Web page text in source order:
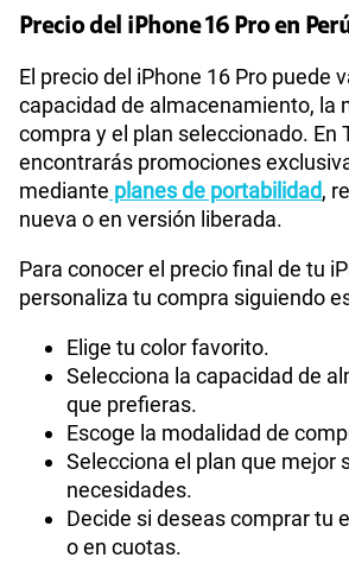
Precio del iPhone 16 Pro en
El precio del iPhone 16 Pro puede
capacidad de almacenamiento, la
compra y el plan seleccionado. En
encontrarás promociones
mediante planes de portabilidad,
nueva o en versión liberada.
Para conocer el precio final de tu
personaliza tu compra siguiendo
Elige tu color favorito.
Selecciona la capacidad de
que prefieras.
Escoge la modalidad de
Selecciona el plan que mejor
necesidades.
Decide si deseas comprar tu
o en cuotas.